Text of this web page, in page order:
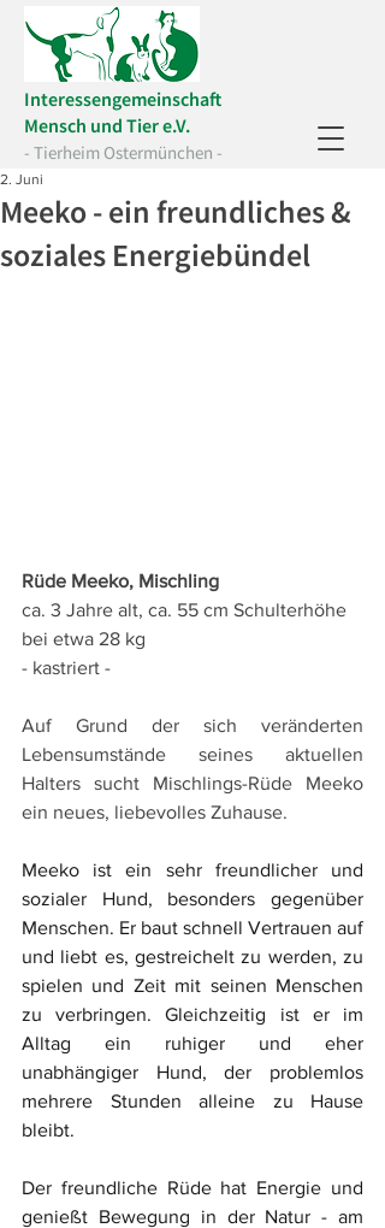
Interessengemeinschaft
Mensch und Tier e.V.
- Tierheim Ostermünchen -
Meeko - ein freundliches &
soziales Energiebündel
2. Juni
Rüde Meeko, Mischling
ca. 3 Jahre alt, ca. 55 cm Schulterhöhe
bei etwa 28 kg
- kastriert -
Auf Grund der sich veränderten
Lebensumstände seines aktuellen
Halters sucht Mischlings-Rüde Meeko
ein neues, liebevolles Zuhause.
Meeko ist ein sehr freundlicher und
sozialer Hund, besonders gegenüber
Menschen. Er baut schnell Vertrauen auf
und liebt es, gestreichelt zu werden, zu
spielen und Zeit mit seinen Menschen
zu verbringen. Gleichzeitig ist er im
Alltag ein ruhiger und eher
unabhängiger Hund, der problemlos
mehrere Stunden alleine zu Hause
bleibt.
Der freundliche Rüde hat Energie und
genießt Bewegung in der Natur - am